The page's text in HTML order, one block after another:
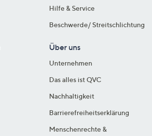
Hilfe & Service
Beschwerde/ Streitschlichtung
Über uns
Unternehmen
Das alles ist QVC
Nachhaltigkeit
Barrierefreiheitserklärung
Menschenrechte &